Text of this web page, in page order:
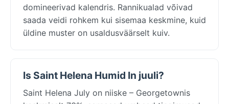
domineerivad kalendris. Rannikualad võivad
saada veidi rohkem kui sisemaa keskmine, kuid
üldine muster on usaldusväärselt kuiv.
Is Saint Helena Humid In juuli?
Saint Helena July on niiske – Georgetownis